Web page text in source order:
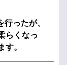
ったが、
らくなっ
す。